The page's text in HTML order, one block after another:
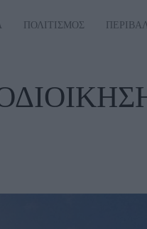
ΠΟΛΙΤΙΣΜΟΣ